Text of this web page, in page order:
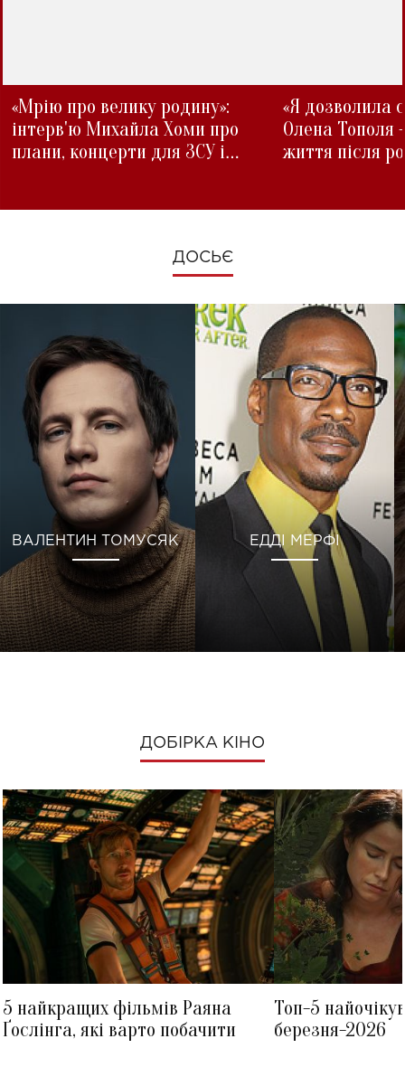
«Мрію про велику родину»:
інтерв'ю Михайла Хоми про
плани, концерти для ЗСУ і
«Я дозволила
Олена Тополя
життя після
ДОСЬЄ
ВАЛЕНТИН ТОМУСЯК ЕДДІ МЕРФІ
ДОБІРКА КІНО
5 найкращих фільмів Раяна
Ґослінга, які варто побачити
Топ-5
березня-2026